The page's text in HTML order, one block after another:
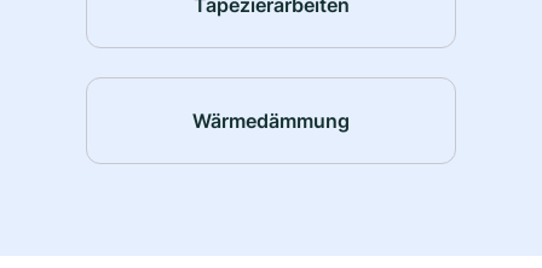
Wärmedämmung